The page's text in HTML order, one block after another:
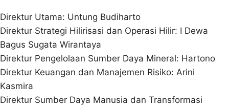
Direktur Utama: Untung Budiharto
Direktur Strategi Hilirisasi dan Operasi Hilir: I Dewa
Bagus Sugata Wirantaya
Direktur Pengelolaan Sumber Daya Mineral: Hartono
Direktur Keuangan dan Manajemen Risiko: Arini
Kasmira
Direktur Sumber Daya Manusia dan Transformasi